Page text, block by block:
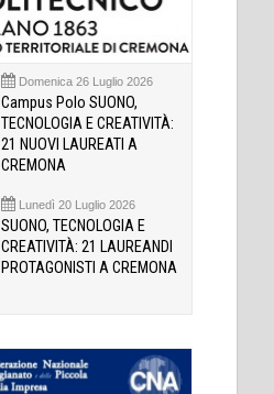
Domenica 26 Luglio 2026
Campus Polo SUONO,
TECNOLOGIA E CREATIVITÀ:
21 NUOVI LAUREATI A
CREMONA
Lunedì 20 Luglio 2026
SUONO, TECNOLOGIA E
CREATIVITÀ: 21 LAUREANDI
PROTAGONISTI A CREMONA